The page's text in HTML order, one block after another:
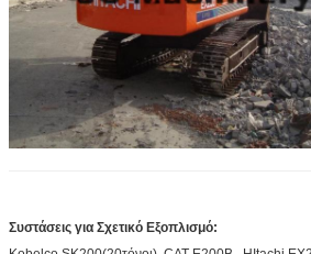
Συστάσεις για Σχετικό Εξοπλισμό: